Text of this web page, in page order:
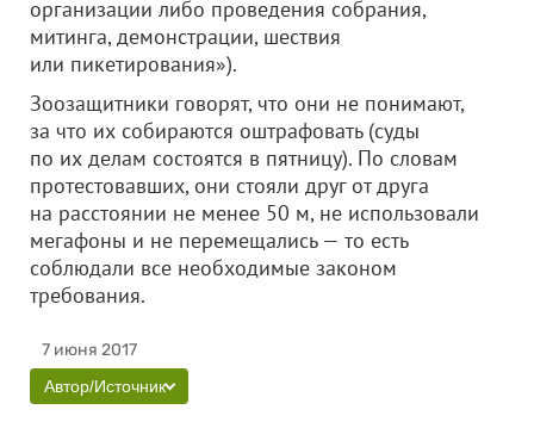
организации либо проведения собрания,
митинга, демонстрации, шествия
или пикетирования»).
Зоозащитники говорят, что они не понимают,
за что их собираются оштрафовать (суды
по их делам состоятся в пятницу). По словам
протестовавших, они стояли друг от друга
на расстоянии не менее 50 м, не использовали
мегафоны и не перемещались — то есть
соблюдали все необходимые законом
требования.
7 июня 2017
Автор/Источник